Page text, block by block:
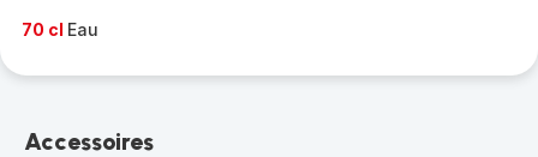
70 cl Eau
Accessoires